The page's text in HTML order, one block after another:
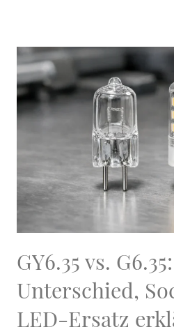
GY6.35 vs. G6.35:
Unterschied,
LED-Ersatz